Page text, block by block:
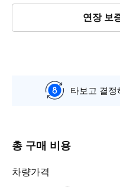
연장 보
타보고 결정
총 구매 비용
차량가격